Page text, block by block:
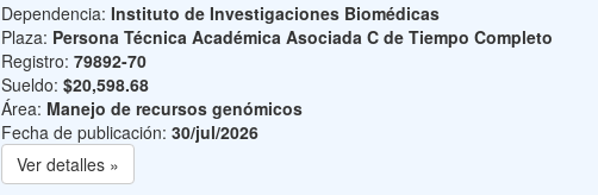
Dependencia: Instituto de Investigaciones Biomédicas
Plaza: Persona Técnica Académica Asociada C de Tiempo Completo
Registro: 79892-70
Sueldo: $20,598.68
Área: Manejo de recursos genómicos
Fecha de publicación: 30/jul/2026
Ver detalles »